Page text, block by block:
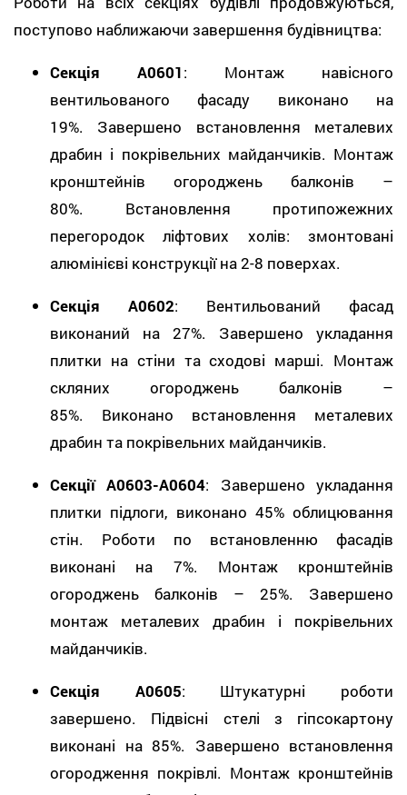
поступово наближаючи завершення будівництва:
Секція А0601: Монтаж навісного
вентильованого фасаду виконано на
19%. Завершено встановлення металевих
драбин і покрівельних майданчиків. Монтаж
кронштейнів огороджень балконів –
80%. Встановлення протипожежних
перегородок ліфтових холів: змонтовані
алюмінієві конструкції на 2-8 поверхах.
Секція А0602: Вентильований фасад
виконаний на 27%. Завершено укладання
плитки на стіни та сходові марші. Монтаж
скляних огороджень балконів –
85%. Виконано встановлення металевих
драбин та покрівельних майданчиків.
Секції А0603-А0604: Завершено укладання
плитки підлоги, виконано 45% облицювання
стін. Роботи по встановленню фасадів
виконані на 7%. Монтаж кронштейнів
огороджень балконів – 25%. Завершено
монтаж металевих драбин і покрівельних
майданчиків.
Секція А0605: Штукатурні роботи
завершено. Підвісні стелі з гіпсокартону
виконані на 85%. Завершено встановлення
огородження покрівлі. Монтаж кронштейнів